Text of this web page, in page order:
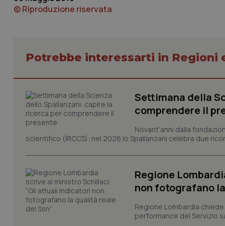
© Riproduzione riservata
Potrebbe interessarti in Regioni
Settimana della
comprendere il
Novant'anni dalla
scientifico (IRCCS): nel 2026 lo Spallanzani celebra due
Regione
non fotografano
Regione Lombardia
performance del Servizio
e l'accesso alle aree
tracking-enable